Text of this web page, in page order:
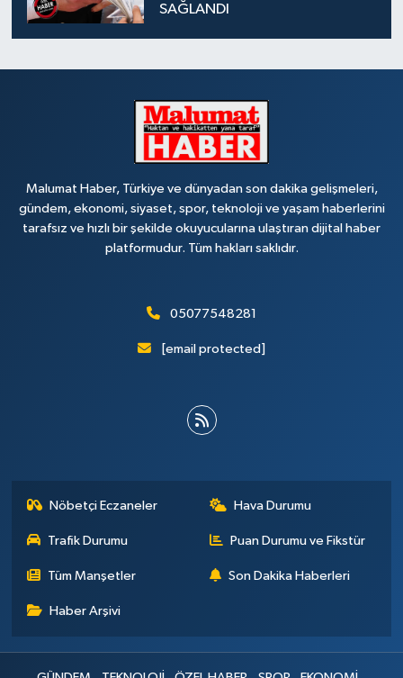
SAĞLANDI
Malumat Haber, Türkiye ve dünyadan son dakika gelişmeleri,
gündem, ekonomi, siyaset, spor, teknoloji ve yaşam haberlerini
tarafsız ve hızlı bir şekilde okuyucularına ulaştıran dijital haber
platformudur. Tüm hakları saklıdır.
05077548281
[email protected]
Nöbetçi Eczaneler Hava Durumu
Trafik Durumu Puan Durumu ve Fikstür
Tüm Manşetler Son Dakika Haberleri
Haber Arşivi